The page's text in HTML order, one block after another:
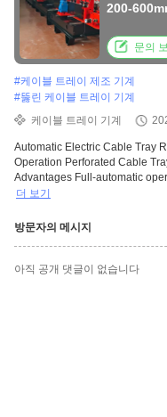
200-
문의
#케이블 트레이 제조 기계
#뚫린 케이블 트레이 기계
케이블 트레이 기계
Automatic Electric Cable Tray
Operation Perforated Cable
Advantages Full-automatic
더 보기
방문자의 메시지
아직 공개 댓글이 없습니다